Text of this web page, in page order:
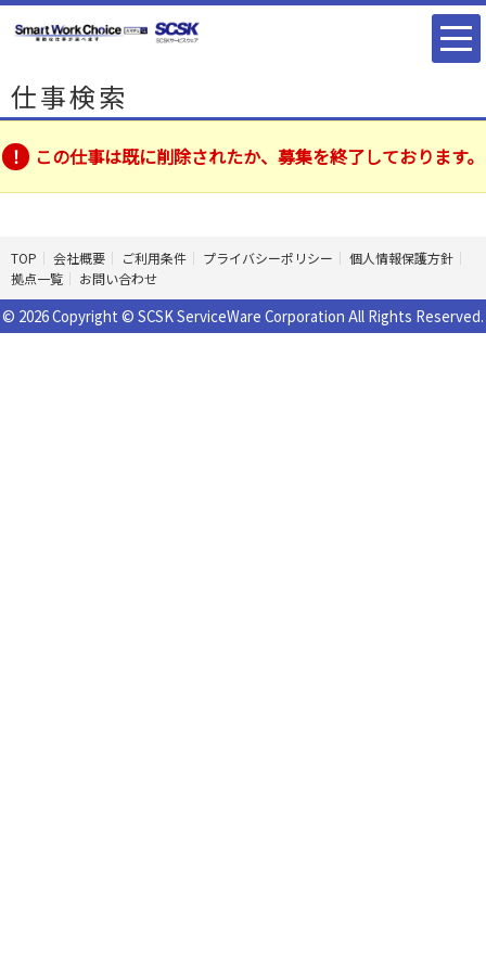
仕事検索
この仕事は既に削除されたか、募集を終了しております。
TOP 会社概要 ご利用条件 プライバシーポリシー
個人情報保護方針
拠点一覧
お問い合わせ
© 2026 Copyright © SCSK ServiceWare Corporation All Rights Reserved.